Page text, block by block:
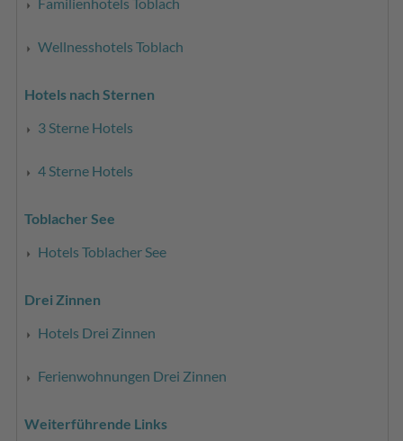
Wellnesshotels Toblach
Hotels nach Sternen
3 Sterne Hotels
4 Sterne Hotels
Toblacher See
Hotels Toblacher See
Drei Zinnen
Hotels Drei Zinnen
Ferienwohnungen Drei Zinnen
Weiterführende Links